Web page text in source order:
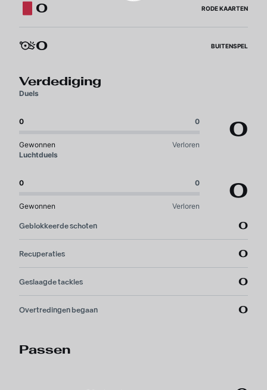
0 RODE KAARTEN
0 BUITENSPEL
Verdediging
Duels
0 0
Gewonnen Verloren
0
Luchtduels
0 0
Gewonnen Verloren
0
Geblokkeerde schoten 0
Recuperaties 0
Geslaagde tackles 0
Overtredingen begaan 0
Passen